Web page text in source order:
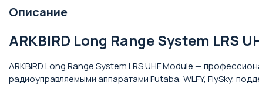
Описание
ARKBIRD Long Range System LRS
ARKBIRD Long Range System LRS UHF Module —
радиоуправляемыми аппаратами Futaba, WLFY, FlySky,